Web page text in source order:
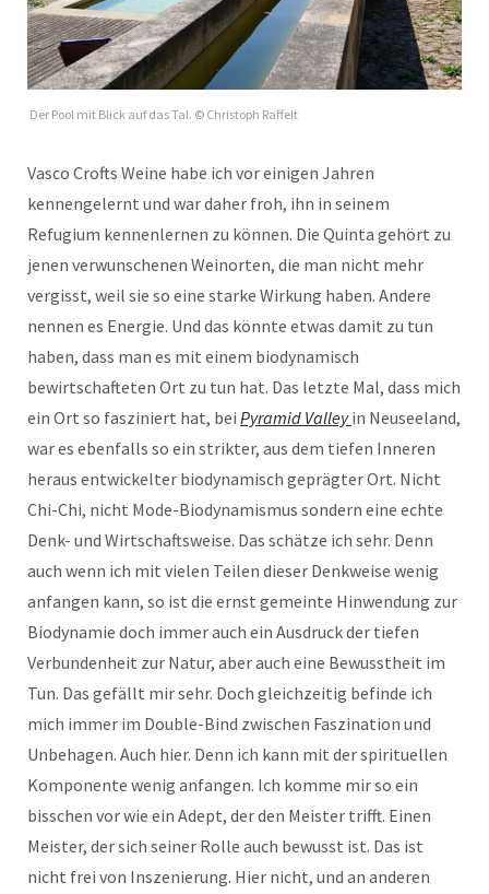
Der Pool mit Blick auf das Tal. © Christoph Raffelt
Vasco Crofts Weine habe ich vor einigen Jahren
kennengelernt und war daher froh, ihn in seinem
Refugium kennenlernen zu können. Die Quinta gehört zu
jenen verwunschenen Weinorten, die man nicht mehr
vergisst, weil sie so eine starke Wirkung haben. Andere
nennen es Energie. Und das könnte etwas damit zu tun
haben, dass man es mit einem biodynamisch
bewirtschafteten Ort zu tun hat. Das letzte Mal, dass mich
ein Ort so fasziniert hat, bei Pyramid Valleyin Neuseeland,
war es ebenfalls so ein strikter, aus dem tiefen Inneren
heraus entwickelter biodynamisch geprägter Ort. Nicht
Chi-Chi, nicht Mode-Biodynamismus sondern eine echte
Denk- und Wirtschaftsweise. Das schätze ich sehr. Denn
auch wenn ich mit vielen Teilen dieser Denkweise wenig
anfangen kann, so ist die ernst gemeinte Hinwendung zur
Biodynamie doch immer auch ein Ausdruck der tiefen
Verbundenheit zur Natur, aber auch eine Bewusstheit im
Tun. Das gefällt mir sehr. Doch gleichzeitig befinde ich
mich immer im Double-Bind zwischen Faszination und
Unbehagen. Auch hier. Denn ich kann mit der spirituellen
Komponente wenig anfangen. Ich komme mir so ein
bisschen vor wie ein Adept, der den Meister trifft. Einen
Meister, der sich seiner Rolle auch bewusst ist. Das ist
nicht frei von Inszenierung. Hier nicht, und an anderen